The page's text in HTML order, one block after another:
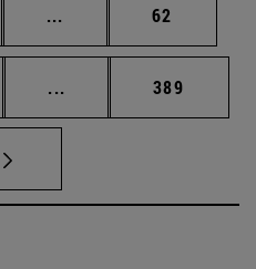
... Páginas intermedias
Página
62
... Páginas intermedias
Página
389